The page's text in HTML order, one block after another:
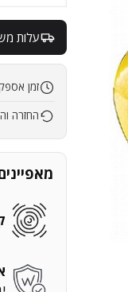
NL166
(RCR123)
עלות
זמן
החזרה